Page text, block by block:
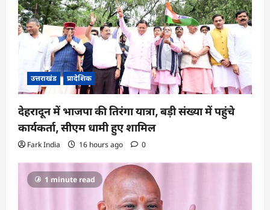
उत्तराखंड प्रादेशिक
देहरादून में भाजपा की तिरंगा यात्रा, बड़ी संख्या में पहुंचे
कार्यकर्ता, सीएम धामी हुए शामिल
Fark India 16 hours ago 0
1 minute read